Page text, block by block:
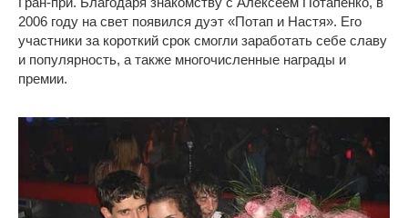
2006 году на свет появился дуэт «Потап и Настя». Его
участники за короткий срок смогли заработать себе славу
и популярность, а также многочисленные награды и
премии.